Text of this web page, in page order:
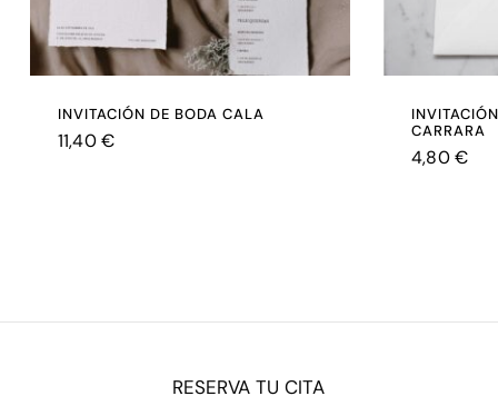
INVITACIÓN DE BODA CALA
11,40€
CARRARA
4,80€
RESERVA TU CITA